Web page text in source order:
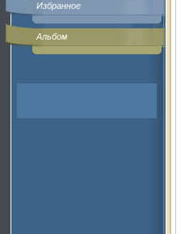
Избранное
Альбом